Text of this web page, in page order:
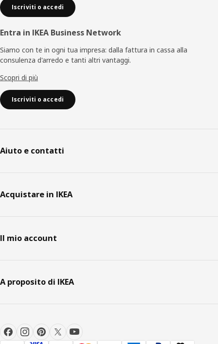
Iscriviti o accedi
Entra in IKEA Business Network
Siamo con te in ogni tua impresa: dalla fattura in cassa alla
consulenza d'arredo e tanti altri vantaggi.
Scopri di più
Iscriviti o accedi
Aiuto e contatti
Acquistare in IKEA
Il mio account
A proposito di IKEA